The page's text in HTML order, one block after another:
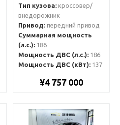
Тип кузова:кроссовер/
внедорожник
Привод:передний привод
Суммарная мощность
(л.с.):186
Мощность ДВС (л.с.):186
Мощность ДВС (кВт):137
¥4 757 000